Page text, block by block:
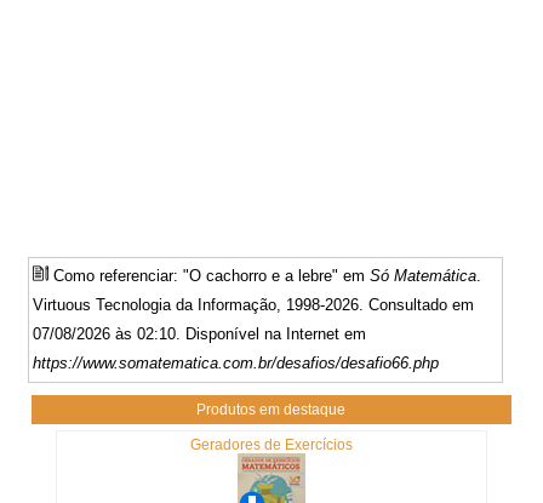
Como referenciar: "O cachorro e a lebre" emSó Matemática.
Virtuous Tecnologia da Informação, 1998-2026. Consultado em
07/08/2026 às 02:10. Disponível na Internet em
https://www.somatematica.com.br/desafios/desafio66.php
Produtos em destaque
Geradores de Exercícios